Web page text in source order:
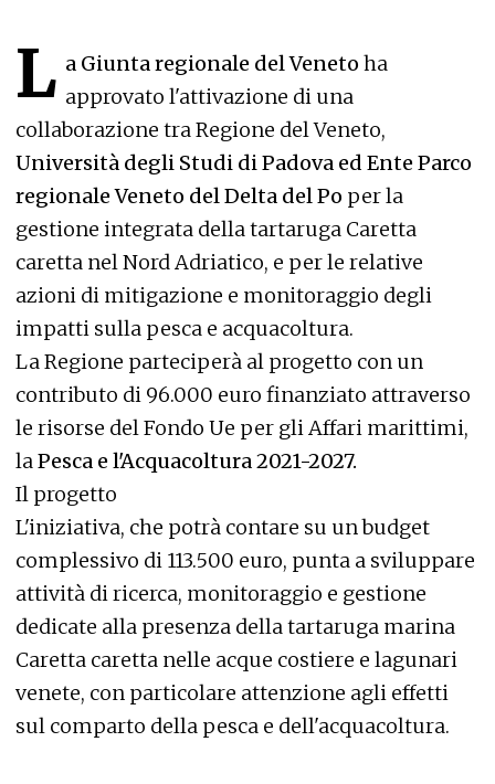
L a Giunta regionale del Veneto ha
approvato l'attivazione di una
collaborazione tra Regione del Veneto,
Università degli Studi di Padova ed Ente Parco
regionale Veneto del Delta del Po per la
gestione integrata della tartaruga Caretta
caretta nel Nord Adriatico, e per le relative
azioni di mitigazione e monitoraggio degli
impatti sulla pesca e acquacoltura.
La Regione parteciperà al progetto con un
contributo di 96.000 euro finanziato attraverso
le risorse del Fondo Ue per gli Affari marittimi,
laPesca e l'Acquacoltura 2021-2027.
Il progetto
L'iniziativa, che potrà contare su un budget
complessivo di 113.500 euro, punta a sviluppare
attività di ricerca, monitoraggio e gestione
dedicate alla presenza della tartaruga marina
Caretta caretta nelle acque costiere e lagunari
venete, con particolare attenzione agli effetti
sul comparto della pesca e dell'acquacoltura.